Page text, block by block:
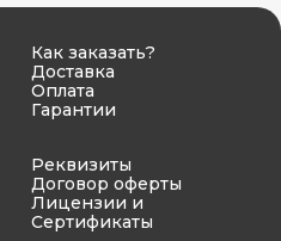
Как заказать?
Доставка
Оплата
Гарантии
Реквизиты
Договор оферты
Лицензии и
Сертификаты